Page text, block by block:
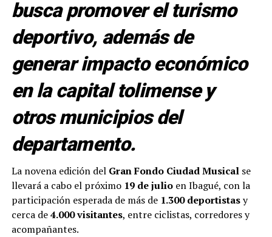
busca promover el turismo
deportivo, además de
generar impacto económico
en la capital tolimense y
otros municipios del
departamento.
La novena edición del Gran Fondo Ciudad Musicalse
llevará a cabo el próximo 19 de julioen Ibagué, con la
participación esperada de más de 1.300 deportistasy
cerca de4.000 visitantes, entre ciclistas, corredores y
acompañantes.